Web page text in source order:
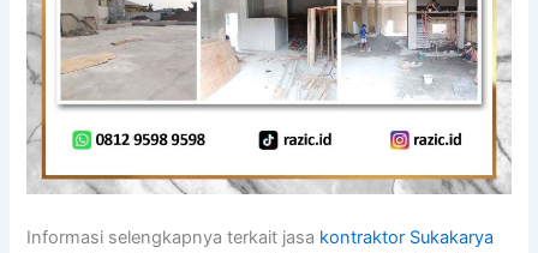
Informasi selengkapnya terkait jasa kontraktor Sukakarya